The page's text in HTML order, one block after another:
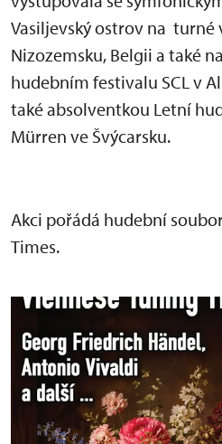
Vasiljevský ostrov na turné
Nizozemsku, Belgii a také
hudebním festivalu SCL v
také absolventkou Letní
Mürren ve Švýcarsku.
Akci pořádá hudební
Times.